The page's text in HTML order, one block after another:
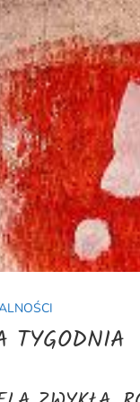
TYGODNIA